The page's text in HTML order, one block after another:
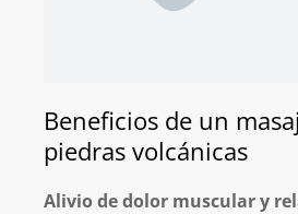
Beneficios de un
piedras volcánicas
Alivio de dolor muscular y